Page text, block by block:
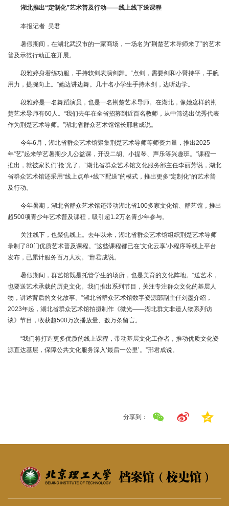
湖北推出“定制化”艺术普及行动——线上线下送课程
本报记者 吴君
暑假期间，在湖北武汉市的一家商场，一场名为“荆楚艺术导师来了”的艺术
普及示范行动正在开展。
段雅婷身着练功服，手持软剑表演剑舞。“点剑，需要剑和小臂持平，手腕
用力，提腕向上。”她边讲边舞。几十名小学生手持木剑，边听边学。
段雅婷是一名舞蹈演员，也是一名荆楚艺术导师。在湖北，像她这样的荆
楚艺术导师有60人。“我们去年在全省招募到近百名教师，从中筛选出优秀代表
作为荆楚艺术导师。”湖北省群众艺术馆馆长邢君成说。
今年6月，湖北省群众艺术馆聚集荆楚艺术导师等师资力量，推出2025
年“艺”起来学艺暑期少儿公益课，开设二胡、小提琴、声乐等兴趣班。“课程一
推出，就被家长们‘抢’光了。”湖北省群众艺术馆文化服务部主任李丽芳说，湖北
省群众艺术馆还采用“线上点单+线下配送”的模式，推出更多“定制化”的艺术普
及行动。
今年暑期，湖北省群众艺术馆还带动湖北省100多家文化馆、群艺馆，推出
超500项青少年艺术普及课程，吸引超1.2万名青少年参与。
关注线下，也聚焦线上。去年以来，湖北省群众艺术馆组织荆楚艺术导师
录制了80门优质艺术普及课程。“这些课程都已在‘文化云享’小程序等线上平台
发布，已累计服务百万人次。”邢君成说。
暑假期间，群艺馆既是托管学生的场所，也是美育的文化阵地。“送艺术，
也要送艺术承载的历史文化。我们推出系列节目，关注专注群众文化的基层人
物，讲述背后的文化故事。”湖北省群众艺术馆数字资源部副主任刘墨介绍，
2023年起，湖北省群众艺术馆拍摄制作《微光——湖北群文非遗人物系列访
谈》节目，收获超500万次播放量、数万条留言。
“我们将打造更多优质的线上课程，带动基层文化工作者，推动优质文化资
源直达基层，保障公共文化服务深入‘最后一公里’。”邢君成说。
分享到：